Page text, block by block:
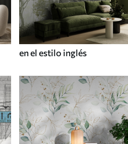
en el estilo inglés